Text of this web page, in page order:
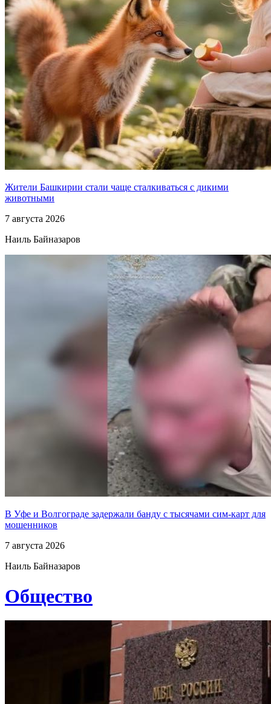
Жители Башкирии стали чаще сталкиваться с дикими
животными
7 августа 2026
Наиль Байназаров
В Уфе и Волгограде задержали банду с тысячами сим-карт для
мошенников
7 августа 2026
Наиль Байназаров
Общество